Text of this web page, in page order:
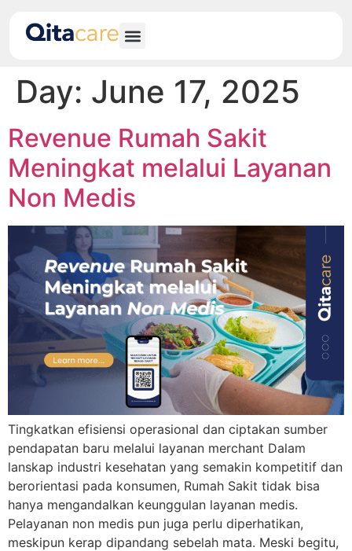
Day: June 17, 2025
Revenue Rumah Sakit
Meningkat melalui Layanan
Non Medis
Tingkatkan efisiensi operasional dan ciptakan sumber
pendapatan baru melalui layanan merchant Dalam
lanskap industri kesehatan yang semakin kompetitif dan
berorientasi pada konsumen, Rumah Sakit tidak bisa
hanya mengandalkan keunggulan layanan medis.
Pelayanan non medis pun juga perlu diperhatikan,
meskipun kerap dipandang sebelah mata. Meski begitu,